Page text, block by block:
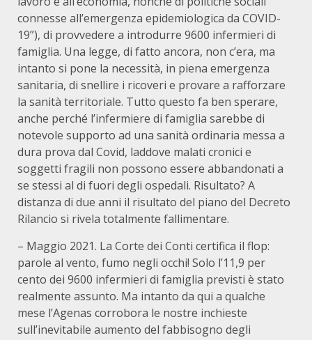
connesse all’emergenza epidemiologica da COVID-
19”), di provvedere a introdurre 9600 infermieri di
famiglia. Una legge, di fatto ancora, non c’era, ma
intanto si pone la necessità, in piena emergenza
sanitaria, di snellire i ricoveri e provare a rafforzare
la sanità territoriale. Tutto questo fa ben sperare,
anche perché l’infermiere di famiglia sarebbe di
notevole supporto ad una sanità ordinaria messa a
dura prova dal Covid, laddove malati cronici e
soggetti fragili non possono essere abbandonati a
se stessi al di fuori degli ospedali. Risultato? A
distanza di due anni il risultato del piano del Decreto
Rilancio si rivela totalmente fallimentare.
– Maggio 2021. La Corte dei Conti certifica il flop:
parole al vento, fumo negli occhi! Solo l’11,9 per
cento dei 9600 infermieri di famiglia previsti è stato
realmente assunto. Ma intanto da qui a qualche
mese l’Agenas corrobora le nostre inchieste
sull’inevitabile aumento del fabbisogno degli